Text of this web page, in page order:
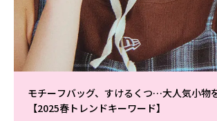
モチーフバッグ、すけるくつ…大人気小物
【2025春トレンドキーワード】